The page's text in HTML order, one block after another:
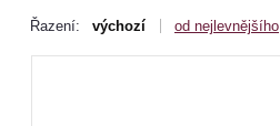
Řazení: výchozí od nejlevnějšího